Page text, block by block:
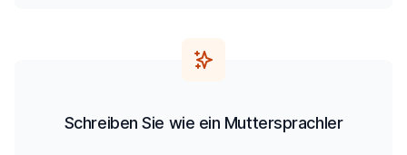
Schreiben Sie wie ein Muttersprachler